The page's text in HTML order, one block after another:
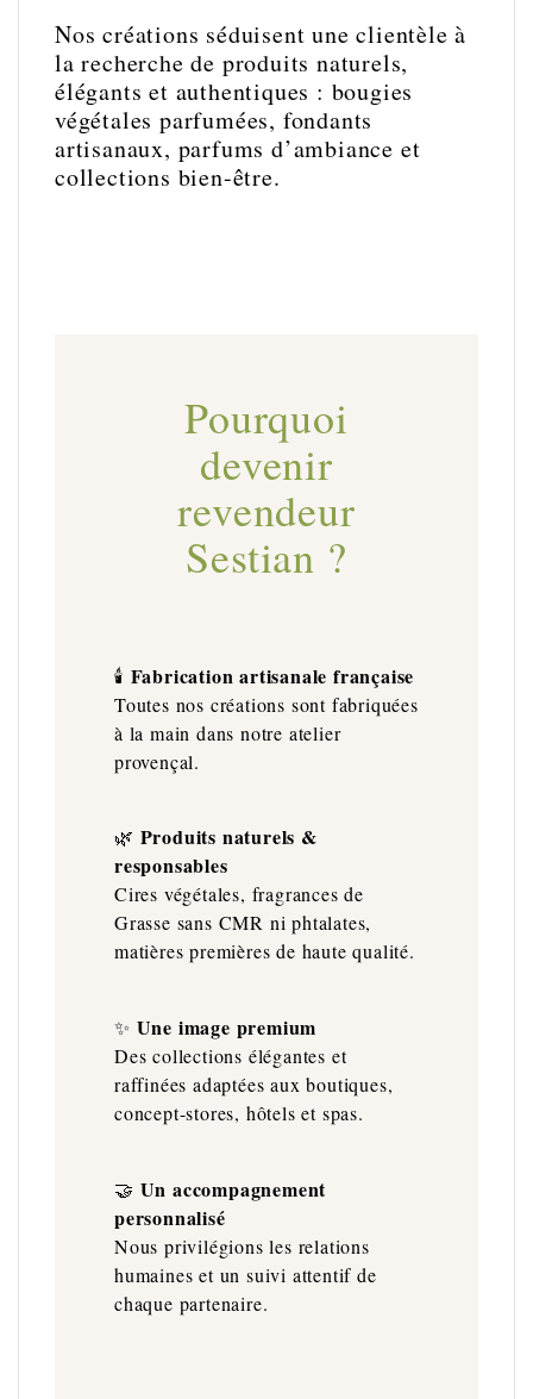
Nos créations séduisent une clientèle à
la recherche de produits naturels,
élégants et authentiques : bougies
végétales parfumées, fondants
artisanaux, parfums d’ambiance et
collections bien-être.
Pourquoi
devenir
revendeur
Sestian ?
🕯️ Fabrication artisanale française
Toutes nos créations sont fabriquées
à la main dans notre atelier
provençal.
🌿 Produits naturels &
responsables
Cires végétales, fragrances de
Grasse sans CMR ni phtalates,
matières premières de haute qualité.
✨ Une image premium
Des collections élégantes et
raffinées adaptées aux boutiques,
concept-stores, hôtels et spas.
🤝 Un accompagnement
personnalisé
Nous privilégions les relations
humaines et un suivi attentif de
chaque partenaire.